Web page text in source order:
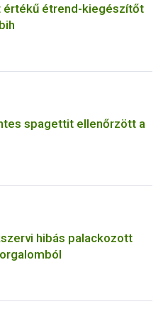
étrend-kiegészítőt
spagettit ellenőrzött a
hibás palackozott